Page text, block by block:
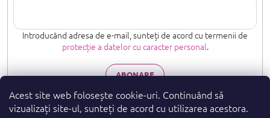
Acest site web folosește cookie-uri. Continuând să
vizualizați site-ul, sunteți de acord cu utilizarea acestora.
Introducând adresa de e-mail, sunteți de acord cu termenii de
protecție a datelor cu caracter personal.
ABONARE